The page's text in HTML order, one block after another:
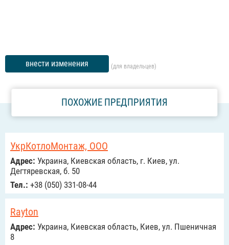
внести изменения (для владельцев)
ПОХОЖИЕ ПРЕДПРИЯТИЯ
УкрКотлоМонтаж, ООО
Адрес: Украина, Киевская область, г. Киев, ул.
Дегтяревская, б. 50
Тел.: +38 (050) 331-08-44
Rayton
Адрес: Украина, Киевская область, Киев, ул. Пшеничная
8